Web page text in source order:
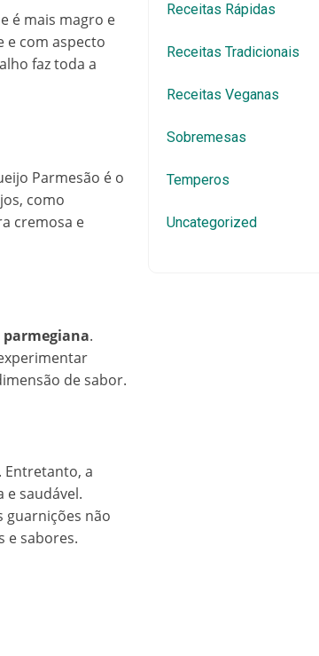
é mais magro e
e com aspecto
faz toda a
Parmesão é o
como
cremosa e
.
de sabor.
Entretanto, a
e saudável.
guarnições não
e sabores.
Receitas Rápidas
Receitas Tradicionais
Receitas Veganas
Sobremesas
Temperos
Uncategorized